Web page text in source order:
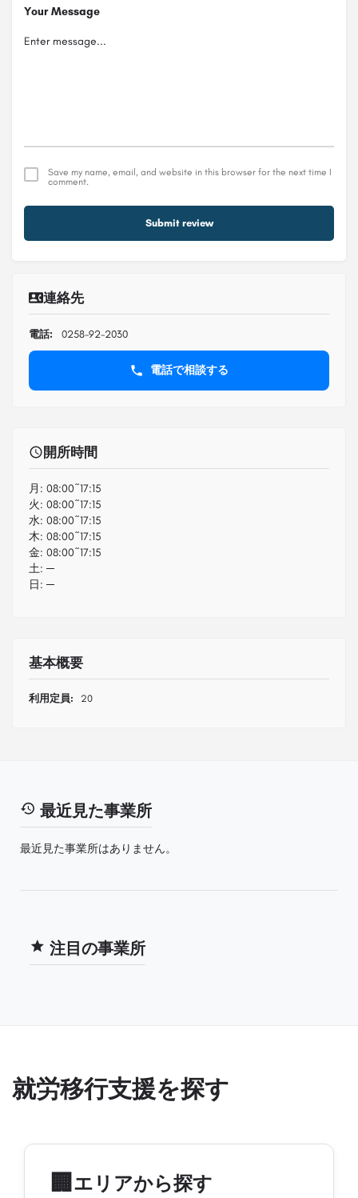
Your Message
Save my name, email, and website in this browser for the next time I
comment.
Submit review
連絡先
電話: 0258-92-2030
電話で相談する
開所時間
月: 08:00~17:15
火: 08:00~17:15
水: 08:00~17:15
木: 08:00~17:15
金: 08:00~17:15
土: ─
日: ─
基本概要
利用定員: 20
最近見た事業所
最近見た事業所はありません。
注目の事業所
就労移行支援を探す
🏢 エリアから探す